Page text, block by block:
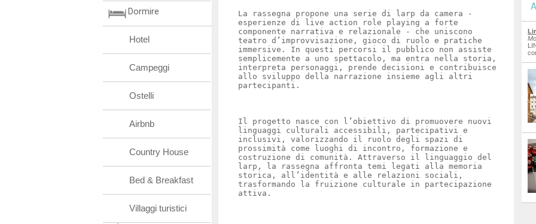
La rassegna propone una serie di larp da camera -
esperienze di live action role playing a forte
componente narrativa e relazionale - che uniscono
teatro d’improvvisazione, gioco di ruolo e pratiche
immersive. In questi percorsi il pubblico non assiste
semplicemente a uno spettacolo, ma entra nella storia,
interpreta personaggi, prende decisioni e contribuisce
allo sviluppo della narrazione insieme agli altri
partecipanti.
Il progetto nasce con l’obiettivo di promuovere nuovi
linguaggi culturali accessibili, partecipativi e
inclusivi, valorizzando il ruolo degli spazi di
prossimità come luoghi di incontro, formazione e
costruzione di comunità. Attraverso il linguaggio del
larp, la rassegna affronta temi legati alla memoria
storica, all’identità e alle relazioni sociali,
trasformando la fruizione culturale in partecipazione
attiva.
Dormire
Hotel
Campeggi
Ostelli
Airbnb
Country House
Bed & Breakfast
Villaggi turistici